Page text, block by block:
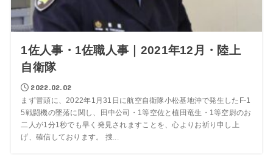
1佐人事・1佐職人事｜2021年12月・陸上
自衛隊
2022.02.02
まず冒頭に、2022年1月31日に航空自衛隊小松基地沖で発生したF-1
5戦闘機の墜落に関し、田中公司・1等空佐と植田竜生・1等空尉のお
二人が1分1秒でも早く発見されますことを、心よりお祈り申し上
げ、確信しております。 捜...